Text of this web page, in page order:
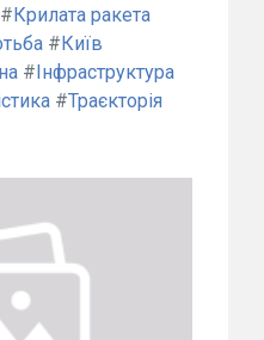
# Крилата ракета
# Київ
# Інфраструктура
#Траєкторія